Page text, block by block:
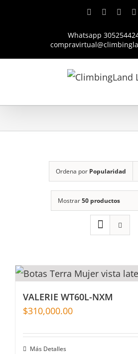
FacebookInstagram
Whatsapp
Ordena por Popularidad
Mostrar50 productos
VALERIE WT60L-NXM
$310,000.00
Más Detalles